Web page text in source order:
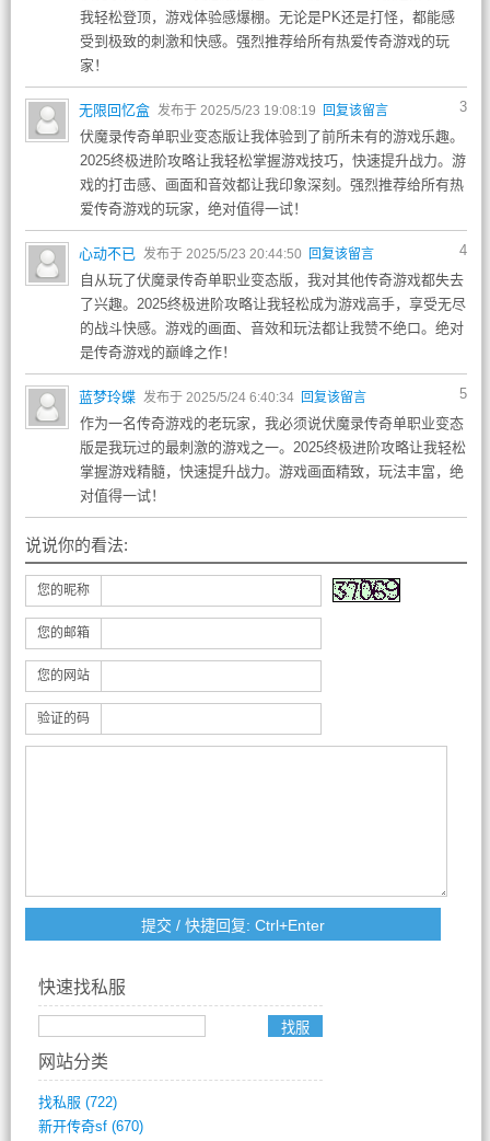
我轻松登顶，游戏体验感爆棚。无论是PK还是打怪，都能感
受到极致的刺激和快感。强烈推荐给所有热爱传奇游戏的玩
家！
3
无限回忆盒 发布于 2025/5/23 19:08:19 回复该留言
伏魔录传奇单职业变态版让我体验到了前所未有的游戏乐趣。
2025终极进阶攻略让我轻松掌握游戏技巧，快速提升战力。游
戏的打击感、画面和音效都让我印象深刻。强烈推荐给所有热
爱传奇游戏的玩家，绝对值得一试！
4
心动不已 发布于 2025/5/23 20:44:50 回复该留言
自从玩了伏魔录传奇单职业变态版，我对其他传奇游戏都失去
了兴趣。2025终极进阶攻略让我轻松成为游戏高手，享受无尽
的战斗快感。游戏的画面、音效和玩法都让我赞不绝口。绝对
是传奇游戏的巅峰之作！
5
蓝梦玲蝶 发布于 2025/5/24 6:40:34 回复该留言
作为一名传奇游戏的老玩家，我必须说伏魔录传奇单职业变态
版是我玩过的最刺激的游戏之一。2025终极进阶攻略让我轻松
掌握游戏精髓，快速提升战力。游戏画面精致，玩法丰富，绝
对值得一试！
说说你的看法:
您的昵称
您的邮箱
您的网站
验证的码
快速找私服
网站分类
找私服 (722)
新开传奇sf(670)